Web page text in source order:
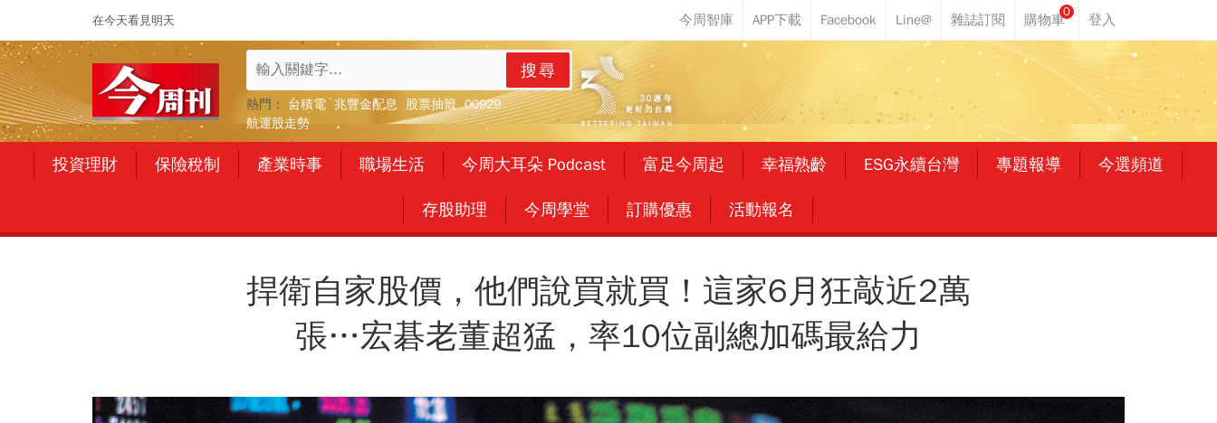
在今天看見明天
0
搜尋
熱門： 台積電 兆豐金配息 股票抽籤 00929
航運股走勢
投資理財 保險稅制 產業時事 職場生活 今周大耳朵 Podcast 富足今周起 幸福熟齡 ESG永續台灣 專題報導 今選頻道
存股助理 今周學堂 訂購優惠 活動報名
捍衛自家股價，他們說買就買！這家6月狂敲近2萬
張…宏碁老董超猛，率10位副總加碼最給力